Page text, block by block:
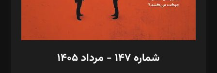
گرافیک و صفحه‌آرایی: سید‌سبحان‌علی ثابت
مد‌یر توسعه تجاری: کامبیز برید‌
امور مالی: شاپور رهبری، محمد‌ کاظمی‌نیا
شماره ۱۴۷ - مرداد ۱۴۰۵